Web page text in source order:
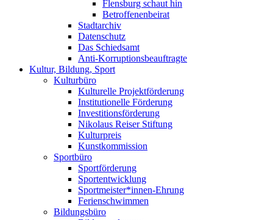
Flensburg schaut hin
Betroffenenbeirat
Stadtarchiv
Datenschutz
Das Schiedsamt
Anti-Korruptionsbeauftragte
Kultur, Bildung, Sport
Kulturbüro
Kulturelle Projektförderung
Institutionelle Förderung
Investitionsförderung
Nikolaus Reiser Stiftung
Kulturpreis
Kunstkommission
Sportbüro
Sportförderung
Sportentwicklung
Sportmeister*innen-Ehrung
Ferienschwimmen
Bildungsbüro